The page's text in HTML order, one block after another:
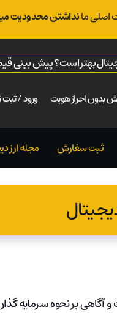
اصلی مانداشتن محدودیت
بهتر است؟ پیش بینی
بدون احراز هویت ورود / ثبت
ثبت سفارش مجله ارز
و آگاهی بر نحوه